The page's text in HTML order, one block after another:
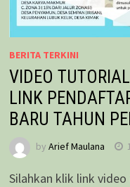
BERITA TERKINI
VIDEO
LINK
BARU TAHUN
by Arief Maulana
Silahkan klik link